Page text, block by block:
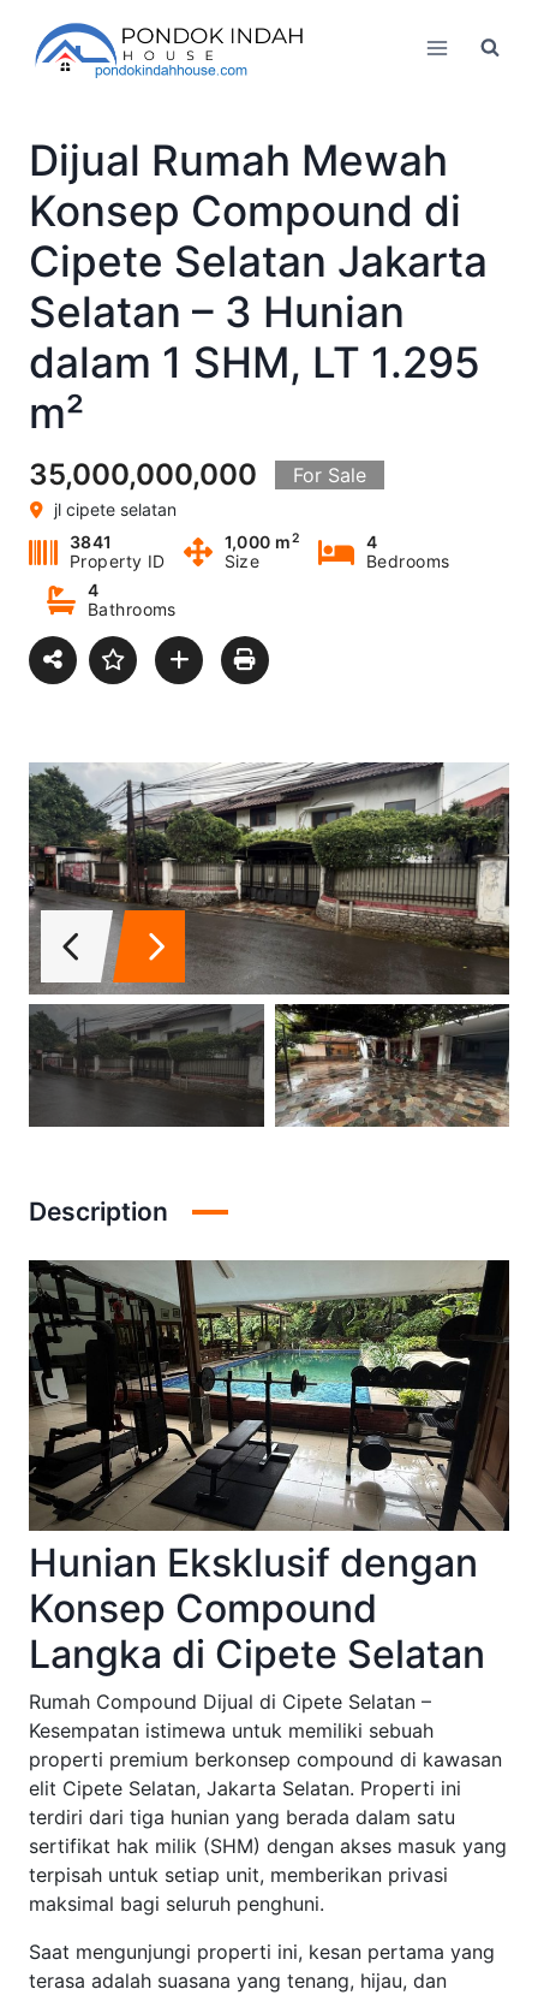
content
Dijual Rumah Mewah
Konsep Compound di
Cipete Selatan Jakarta
Selatan – 3 Hunian
dalam 1 SHM, LT 1.295
m²
35,000,000,000 For Sale
jl cipete selatan
3841
Property ID
1,000 m2
Size
4
Bedrooms
4
Bathrooms
Description
Hunian Eksklusif dengan
Konsep Compound
Langka di Cipete Selatan
Rumah Compound Dijual di Cipete Selatan –
Kesempatan istimewa untuk memiliki sebuah
properti premium berkonsep compound di kawasan
elit Cipete Selatan, Jakarta Selatan. Properti ini
terdiri dari tiga hunian yang berada dalam satu
sertifikat hak milik (SHM) dengan akses masuk yang
terpisah untuk setiap unit, memberikan privasi
maksimal bagi seluruh penghuni.
Saat mengunjungi properti ini, kesan pertama yang
terasa adalah suasana yang tenang, hijau, dan